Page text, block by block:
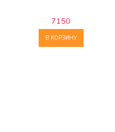
7150
В КОРЗИНУ